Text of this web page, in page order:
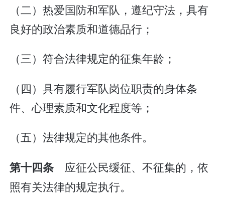
（二）热爱国防和军队，遵纪守法，具有
良好的政治素质和道德品行；
（三）符合法律规定的征集年龄；
（四）具有履行军队岗位职责的身体条
件、心理素质和文化程度等；
（五）法律规定的其他条件。
第十四条 应征公民缓征、不征集的，依
照有关法律的规定执行。